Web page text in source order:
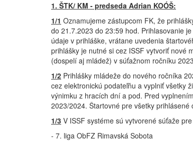
1. ŠTK/ KM - predseda Adrian KOÓŠ:
1/1 Oznamujeme zástupcom FK, že
do 21.7.2023 do 23:59 hod. Prihlasovanie
údaje v prihláške, vrátane uvedenia
prihlášky je nutné si cez ISSF vytvoriť nové
(dospelí aj mládež) v súťažnom ročníku
1/2 Prihlášky mládeže do nového ročníka
cez elektronickú podateľňu a vyplniť všetky
výnimku z hracích dní a pod. Pred
2023/2024. Štartovné pre všetky
1/3 V ISSF systéme sú vytvorené súťaže
- 7. liga ObFZ Rimavská Sobota